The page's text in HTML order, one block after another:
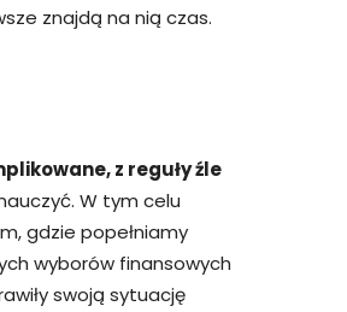
znajdą na nią czas.
z reguły źle
W tym celu
gdzie popełniamy
wyborów finansowych
swoją sytuację